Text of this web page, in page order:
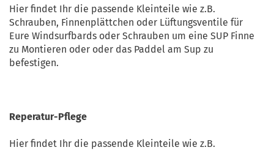
Hier findet Ihr die passende Kleinteile wie z.B.
Schrauben, Finnenplättchen oder Lüftungsventile für
Eure Windsurfbards oder Schrauben um eine SUP Finne
zu Montieren oder oder das Paddel am Sup zu
befestigen.
Reperatur-Pflege
Hier findet Ihr die passende Kleinteile wie z.B.